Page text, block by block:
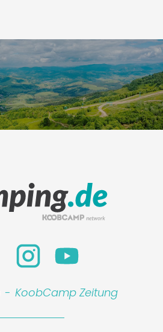
- KoobCamp Zeitung